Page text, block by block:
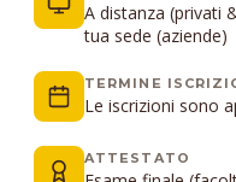
A distanza (privati
tua sede (aziende)
TERMINE
Le iscrizioni sono
ATTESTATO